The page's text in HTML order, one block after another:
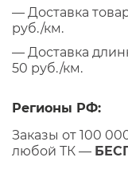
— Доставка
руб./км.
— Доставка
50 руб./км.
Регионы РФ:
Заказы от 100
любой ТК —